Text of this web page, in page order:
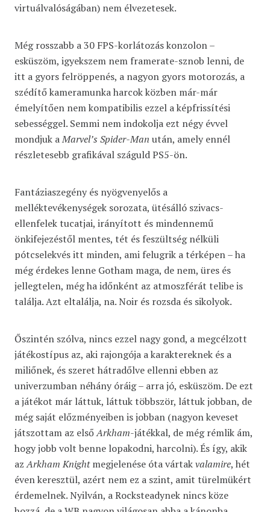
virtuálvalóságában) nem élvezetesek.
Még rosszabb a 30 FPS-korlátozás konzolon –
esküszöm, igyekszem nem framerate-sznob lenni, de
itt a gyors felröppenés, a nagyon gyors motorozás, a
szédítő kameramunka harcok közben már-már
émelyítően nem kompatibilis ezzel a képfrissítési
sebességgel. Semmi nem indokolja ezt négy évvel
mondjuk aMarvel’s Spider-Man után, amely ennél
részletesebb grafikával száguld PS5-ön.
Fantáziaszegény és nyögvenyelős a
melléktevékenységek sorozata, ütésálló szivacs-
ellenfelek tucatjai, irányított és mindennemű
önkifejezéstől mentes, tét és feszültség nélküli
pótcselekvés itt minden, ami felugrik a térképen – ha
még érdekes lenne Gotham maga, de nem, üres és
jellegtelen, még ha időnként az atmoszférát telibe is
találja. Azt eltalálja, na. Noir és rozsda és sikolyok.
Őszintén szólva, nincs ezzel nagy gond, a megcélzott
játékostípus az, aki rajongója a karaktereknek és a
miliőnek, és szeret hátradőlve ellenni ebben az
univerzumban néhány óráig – arra jó, esküszöm. De ezt
a játékot már láttuk, láttuk többször, láttuk jobban, de
még saját előzményeiben is jobban (nagyon keveset
játszottam az elsőArkham-játékkal, de még rémlik ám,
hogy jobb volt benne lopakodni, harcolni). És így, akik
azArkham Knightmegjelenése óta vártakvalamire, hét
éven keresztül, azért nem ez a szint, amit türelmükért
érdemelnek. Nyilván, a Rocksteadynek nincs köze